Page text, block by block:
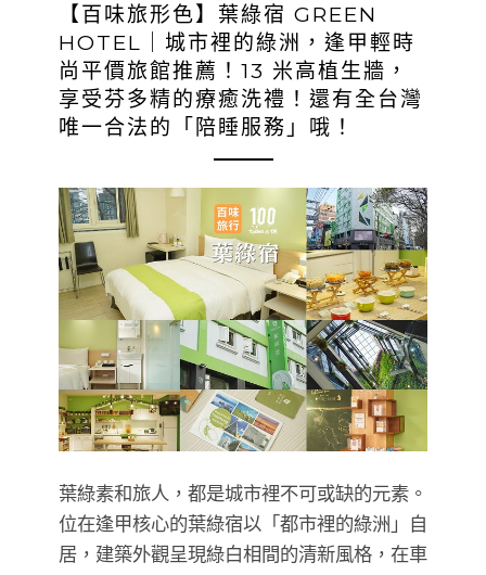
【百味旅形色】葉綠宿 GREEN
HOTEL｜城市裡的綠洲，逢甲輕時
尚平價旅館推薦！13 米高植生牆，
享受芬多精的療癒洗禮！還有全台灣
唯一合法的「陪睡服務」哦！
葉綠素和旅人，都是城市裡不可或缺的元素。
位在逢甲核心的葉綠宿以「都市裡的綠洲」自
居，建築外觀呈現綠白相間的清新風格，在車